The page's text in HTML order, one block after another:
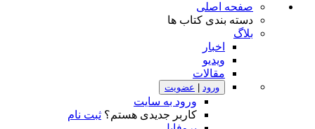
صفحه اصلی
دسته بندی کتاب ها
بلاگ
اخبار
ویدیو
مقالات
ورود عضویت
ورود به سایت
کاربر جدیدی هستم؟ ثبت نام